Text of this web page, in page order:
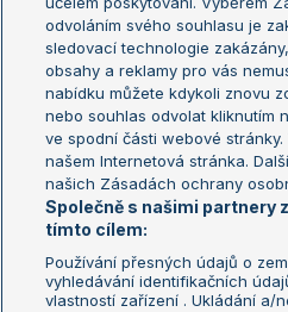
Aktualní trendy
Fotbalové přestupy
Livesport Daily
LS Prague Open
Podmínky užití
odvoláním svého souhlasu je
sledovací technologie
obsahy a reklamy pro vás
nabídku můžete kdykoli znovu
nebo souhlas odvolat kliknutím
ve spodní části webové
našem Internetová stránka.
našich Zásadách ochrany
Společně s našimi partnery
tímto cílem:
Používání přesných údajů o
vyhledávání identifikačních
vlastností zařízení . Ukládání a/